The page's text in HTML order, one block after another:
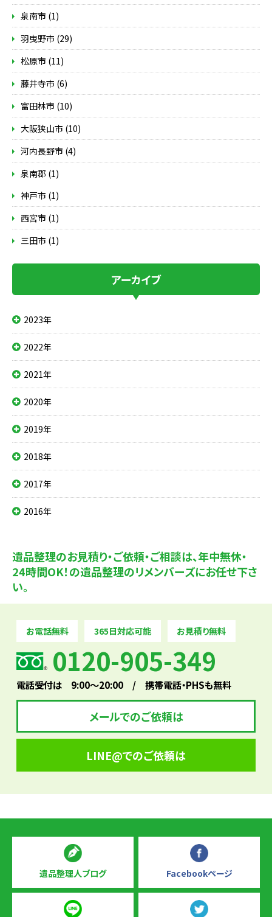
泉南市 (1)
羽曳野市 (29)
松原市 (11)
藤井寺市 (6)
富田林市 (10)
大阪狭山市 (10)
河内長野市 (4)
泉南郡 (1)
神戸市 (1)
西宮市 (1)
三田市 (1)
アーカイブ
2023年
2022年
2021年
2020年
2019年
2018年
2017年
2016年
遺品整理のお見積り・ご依頼・ご相談は、年中無休・
24時間OK！の遺品整理のリメンバーズにお任せ下さ
い。
お電話無料 365日対応可能 お見積り無料
0120-905-349
電話受付は 9:00～20:00 / 携帯電話・PHSも無料
メールでのご依頼は
LINE@でのご依頼は
遺品整理人ブログ Facebookページ